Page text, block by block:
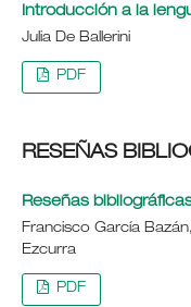
Introducción a la
Julia De Ballerini
PDF
RESEÑAS
Reseñas
Francisco García
Ezcurra
PDF